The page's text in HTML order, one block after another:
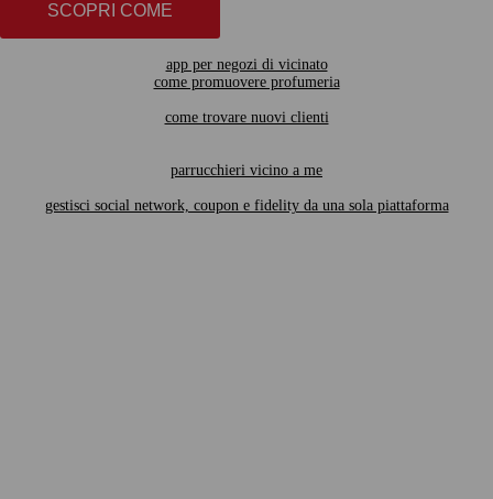
SCOPRI COME
app per negozi di vicinato
come promuovere profumeria
come trovare nuovi clienti
parrucchieri vicino a me
gestisci social network, coupon e fidelity da una sola piattaforma